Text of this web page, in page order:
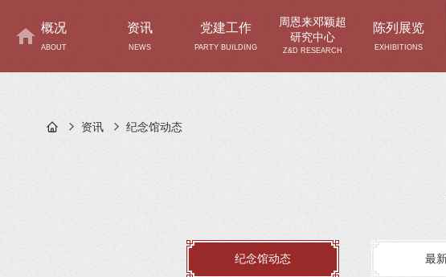
概况
ABOUT
资讯
NEWS
党建工作
PARTY BUILDING
周恩来邓颖超
研究中心
Z&D RESEARCH
陈列展览
EXHIBITIONS
资讯 纪念馆动态
纪念馆动态 最